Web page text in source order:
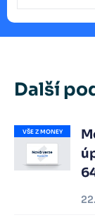
Další
VŠE Z MONEY